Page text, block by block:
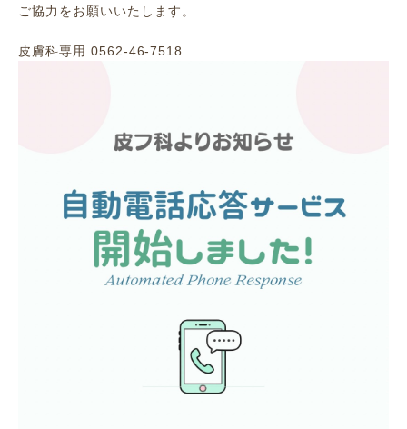
ご協力をお願いいたします。
皮膚科専用 0562-46-7518